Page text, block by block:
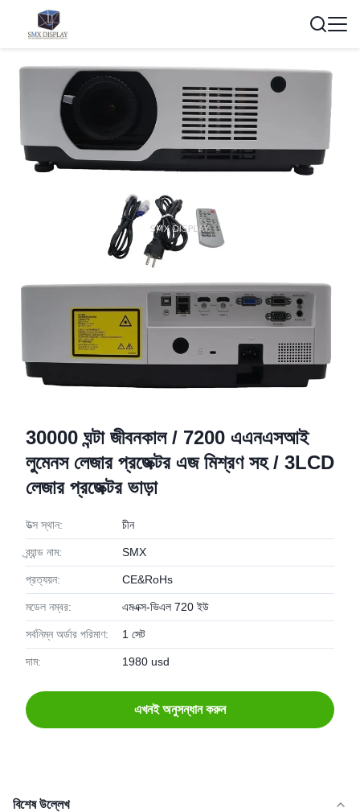
30000 ঘন্টা জীবনকাল / 7200 এএনএসআই
লুমেনস লেজার প্রজেক্টর এজ মিশ্রণ সহ / 3LCD
লেজার প্রজেক্টর ভাড়া
উত্স স্থান: চীন
ব্র্যান্ড নাম: SMX
প্রত্যয়ন: CE&RoHs
মডেল নম্বর: এমএক্স-ভিএল 720 ইউ
সর্বনিম্ন অর্ডার পরিমাণ: 1 সেট
দাম: 1980 usd
এখনই অনুসন্ধান করুন
বিশেষ উল্লেখ